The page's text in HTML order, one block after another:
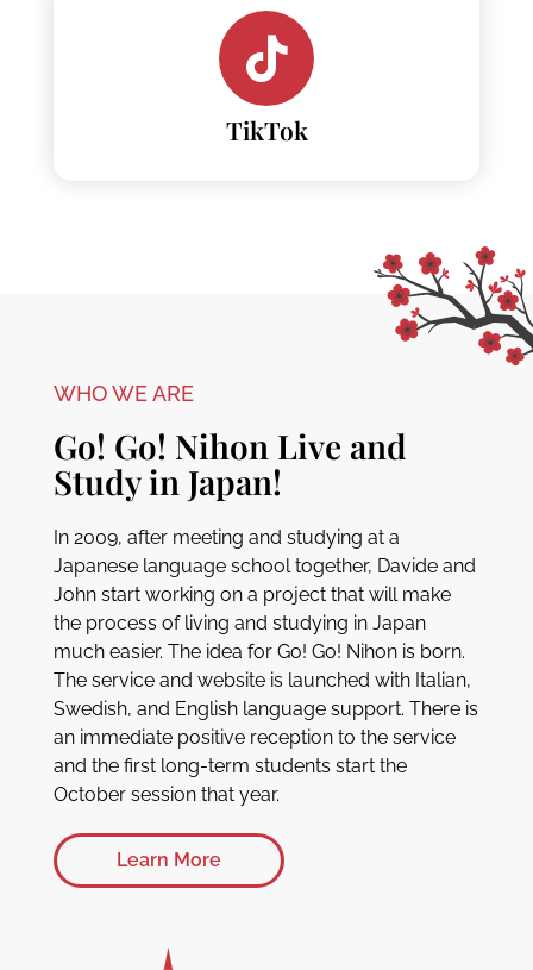
TikTok
WHO WE ARE
Go! Go! Nihon Live and
Study in Japan!
In 2009, after meeting and studying at a
Japanese language school together, Davide and
John start working on a project that will make
the process of living and studying in Japan
much easier. The idea for Go! Go! Nihon is born.
The service and website is launched with Italian,
Swedish, and English language support. There is
an immediate positive reception to the service
and the first long-term students start the
October session that year.
Learn More